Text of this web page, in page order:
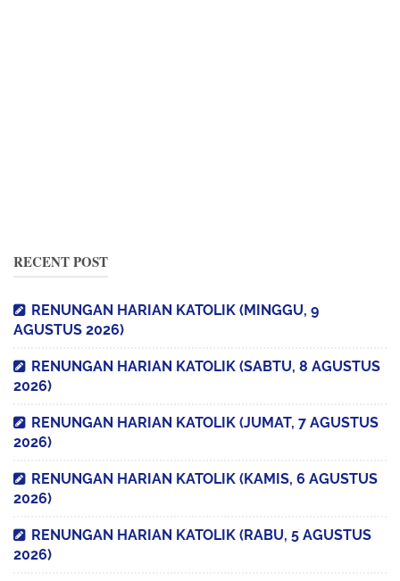
RECENT POST
RENUNGAN HARIAN KATOLIK (MINGGU, 9
AGUSTUS 2026)
RENUNGAN HARIAN KATOLIK (SABTU, 8 AGUSTUS
2026)
RENUNGAN HARIAN KATOLIK (JUMAT, 7 AGUSTUS
2026)
RENUNGAN HARIAN KATOLIK (KAMIS, 6 AGUSTUS
2026)
RENUNGAN HARIAN KATOLIK (RABU, 5 AGUSTUS
2026)